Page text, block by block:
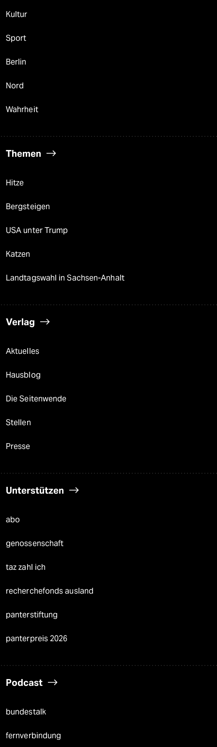
Kultur
Sport
Berlin
Nord
Wahrheit
Themen
Hitze
Bergsteigen
USA unter Trump
Katzen
Landtagswahl in Sachsen-Anhalt
Verlag
Aktuelles
Hausblog
Die Seitenwende
Stellen
Presse
Unterstützen
abo
genossenschaft
taz zahl ich
recherchefonds ausland
panterstiftung
panterpreis 2026
Podcast
bundestalk
fernverbindung